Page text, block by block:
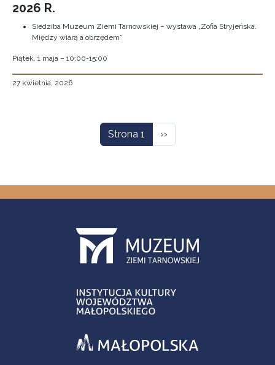
2026 R.
Siedziba Muzeum Ziemi Tarnowskiej – wystawa „Zofia Stryjeńska.
Między wiarą a obrzędem”
Piątek, 1 maja – 10:00-15:00
27 kwietnia, 2026
Strona 1 Następna strona
››